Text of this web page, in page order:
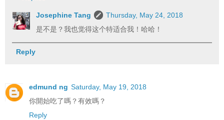
Josephine Tang
Thursday, May 24, 2018
是不是？我也觉得这个特适合我！哈哈！
Reply
edmund ng Saturday, May 19, 2018
你開始吃了嗎？有效嗎？
Reply